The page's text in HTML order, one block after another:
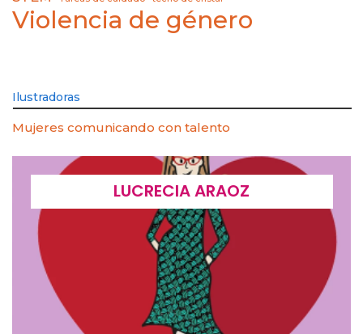
Violencia de género
Ilustradoras
Mujeres comunicando con talento
LUCRECIA ARAOZ